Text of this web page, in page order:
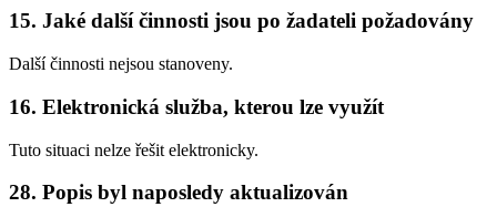
15. Jaké další činnosti jsou po žadateli požadovány
Další činnosti nejsou stanoveny.
16. Elektronická služba, kterou lze využít
Tuto situaci nelze řešit elektronicky.
28. Popis byl naposledy aktualizován